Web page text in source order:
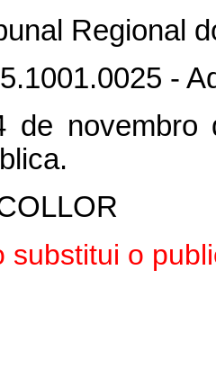
Regional
-
de novembro
substitui o